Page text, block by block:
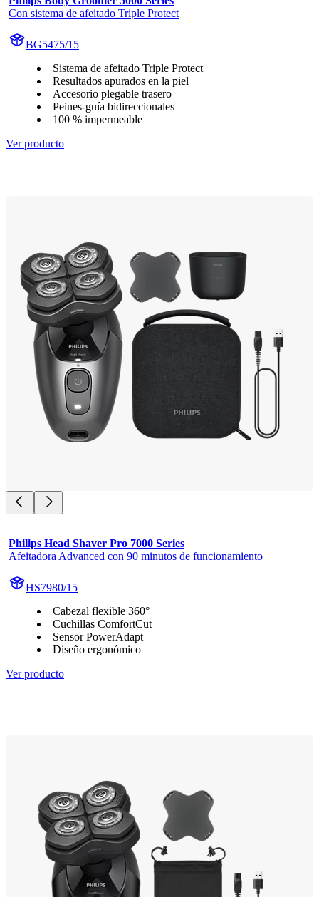
Con sistema de afeitado Triple Protect
BG5475/15
Sistema de afeitado Triple Protect
Resultados apurados en la piel
Accesorio plegable trasero
Peines-guía bidireccionales
100 % impermeable
Ver producto
Philips Head Shaver Pro 7000 Series
Afeitadora Advanced con 90 minutos de funcionamiento
HS7980/15
Cabezal flexible 360°
Cuchillas ComfortCut
Sensor PowerAdapt
Diseño ergonómico
Ver producto